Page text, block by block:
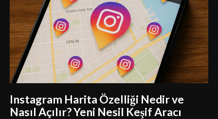
Instagram Harita Özelliği Nedir ve
Nasıl Açılır? Yeni Nesil Keşif Aracı